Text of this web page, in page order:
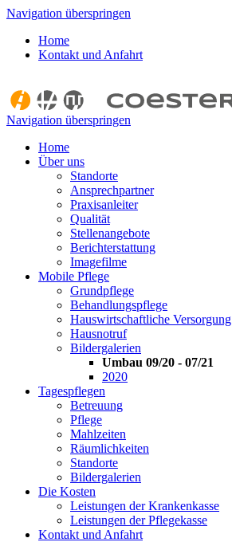
Navigation überspringen
Home
Kontakt und Anfahrt
Navigation überspringen
Home
Über uns
Standorte
Ansprechpartner
Praxisanleiter
Qualität
Stellenangebote
Berichterstattung
Imagefilme
Mobile Pflege
Grundpflege
Behandlungspflege
Hauswirtschaftliche Versorgung
Hausnotruf
Bildergalerien
Umbau 09/20 - 07/21
2020
Tagespflegen
Betreuung
Pflege
Mahlzeiten
Räumlichkeiten
Standorte
Bildergalerien
Die Kosten
Leistungen der Krankenkasse
Leistungen der Pflegekasse
Kontakt und Anfahrt